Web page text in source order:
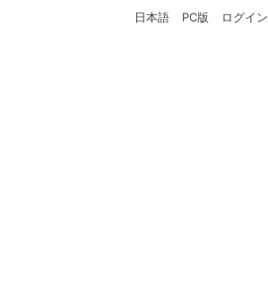
日本語 PC版 ログイン